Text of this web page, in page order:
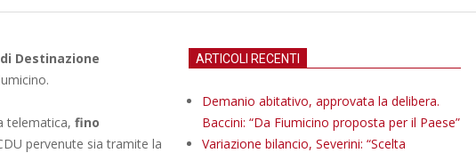
Destinazione
telematica, fino
pervenute sia tramite la
ARTICOLI RECENTI
Demanio abitativo, approvata la delibera.
Baccini: “Da Fiumicino proposta per il Paese”
Variazione bilancio, Severini: “Scelta